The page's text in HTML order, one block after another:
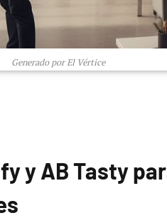
Generado por El Vértice
y AB Tasty